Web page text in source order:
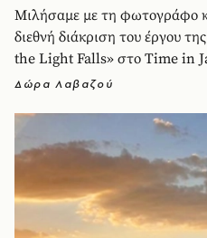
Μιλήσαμε με τη φωτογράφο
διεθνή διάκριση του έργου
the Light Falls» στο Time in
Δώρα Λαβαζού